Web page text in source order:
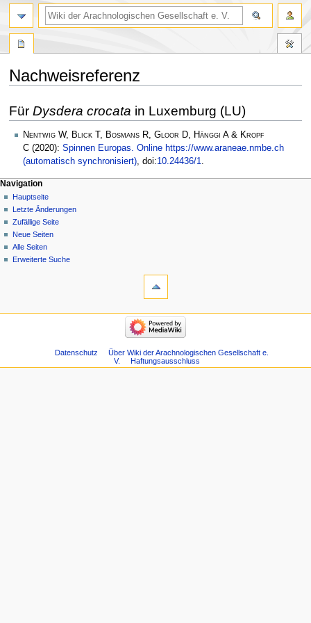
Nachweisreferenz
Navigation
springen
Suche
springen
Für Dysdera crocata in Luxemburg (LU)
Nentwig W, Blick T, Bosmans R, Gloor D, Hänggi A & Kropf
C (2020): Spinnen Europas. Online https://www.araneae.nmbe.ch
(automatisch synchronisiert), doi:10.24436/1.
Navigation
Hauptseite
Letzte Änderungen
Zufällige Seite
Neue Seiten
Alle Seiten
Erweiterte Suche
Datenschutz
Über Wiki der Arachnologischen Gesellschaft e.
V.
Haftungsausschluss